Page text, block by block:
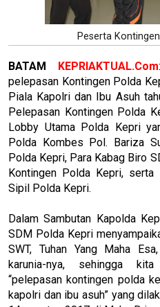
Peserta
BATAM KEPRIAKTUAL.Com
pelepasan Kontingen Polda
Piala Kapolri dan Ibu Asuh
Pelepasan Kontingen Polda
Lobby Utama Polda Kepri
Polda Kombes Pol. Bariza
Polda Kepri, Para Kabag Biro
Kontingen Polda Kepri,
Sipil Polda Kepri.
Dalam Sambutan Kapolda
SDM Polda Kepri
SWT, Tuhan Yang Maha
karunia-nya, sehingga
“pelepasan kontingen polda
kapolri dan ibu asuh” yang